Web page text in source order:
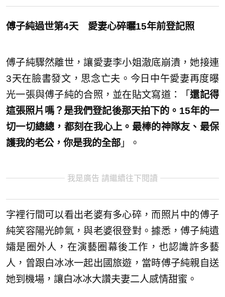
傅子純過世第4天 愛妻心碎曬15年前登記照
傅子純驟然離世，讓愛妻李小姐澈底崩潰，她接連
3天在臉書發文，思念亡夫。今日中午愛妻再度曝
光一張與傅子純的合照，並在貼文寫道：「還記得
這張照片嗎？是我們登記後那天拍下的。15年的一
切一切總總，都刻在我心上。最棒的神隊友、最保
護我的老公，你是我的全部 」。
我是廣告 請繼續往下閱讀
字裡行間可以看出老婆有多心碎，而照片中的傅子
純笑容陽光帥氣，與老婆很登對。據悉，傅子純遺
孀是圈外人，在演藝圈幕後工作，也認識許多藝
人，曾跟白冰冰一起出國旅遊，當時傅子純親自送
她到機場，讓白冰冰大讚夫妻二人感情甜蜜。